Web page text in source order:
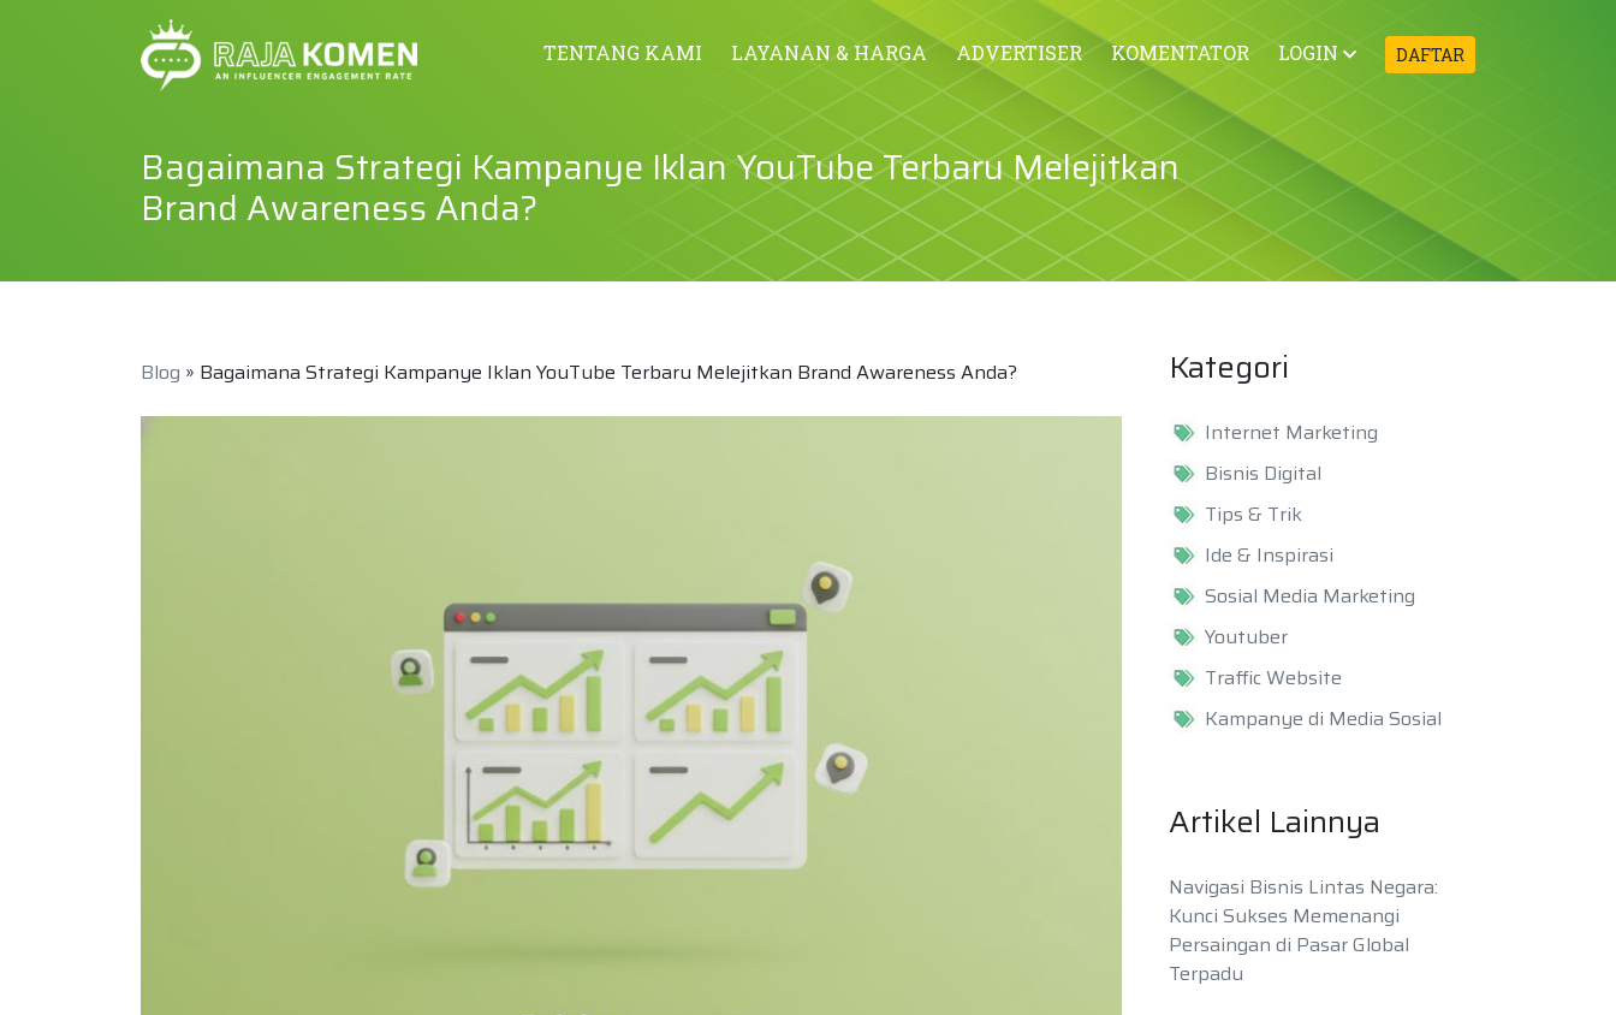
TENTANG KAMI LAYANAN & HARGA ADVERTISER KOMENTATOR LOGIN DAFTAR
Bagaimana Strategi Kampanye Iklan YouTube Terbaru Melejitkan
Brand Awareness Anda?
Blog » Bagaimana Strategi Kampanye Iklan YouTube Terbaru Melejitkan Brand Awareness Anda? Kategori
Internet Marketing
Bisnis Digital
Tips & Trik
Ide & Inspirasi
Sosial Media Marketing
Youtuber
Traffic Website
Kampanye di Media Sosial
Artikel Lainnya
Navigasi Bisnis Lintas Negara:
Kunci Sukses Memenangi
Persaingan di Pasar Global
Terpadu